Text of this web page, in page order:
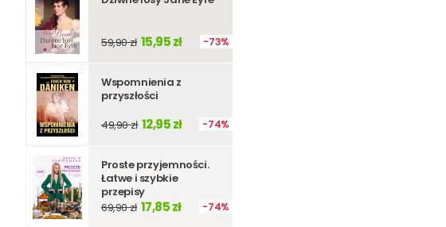
59,90 zł 15,95 zł 73%
Wspomnienia z
przyszłości
49,90 zł 12,95 zł 74%
Proste przyjemności.
Łatwe i szybkie
przepisy
69,90 zł 17,85 zł 74%